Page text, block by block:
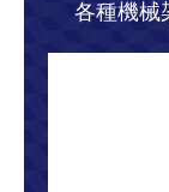
各種機械